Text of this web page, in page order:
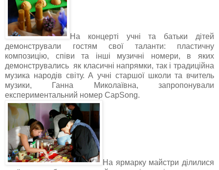
На концерті учні та батьки дітей
демонстрували гостям свої таланти: пластичну
композицію, співи та інші музичні номери, в яких
демонструвались як класичні напрямки, так і традиційна
музика народів світу. А учні старшої школи та вчитель
музики, Ганна Миколаївна, запропонували
експериментальний номер CapSong.
На ярмарку майстри ділилися